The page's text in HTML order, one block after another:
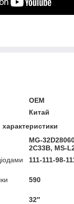
OEM
Китай
MG-
2C33B, MS-
111-111-98-
590
32″